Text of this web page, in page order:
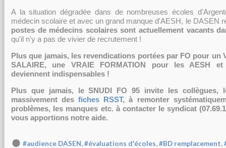
A la situation dégradée dans de nombreuses écoles
médecin scolaire et avec un grand manque d'AESH, le DASEN
postes de médecins scolaires sont actuellement vacants
qu'il n'y a pas de vivier de recrutement !
Plus que jamais, les revendications portées par FO pour un
SALAIRE, une VRAIE FORMATION pour les AESH
deviennent indispensables !
Plus que jamais, le SNUDI FO 95 invite les collègues,
massivement desfiches RSST, à remonter
problèmes, les manques etc. à contacter le syndicat
vous apportions notre aide.
#audience DASEN,#évaluations d'écoles,#BD remplacement,